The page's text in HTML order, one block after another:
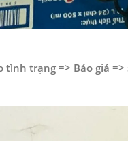
tình trạng => Báo giá